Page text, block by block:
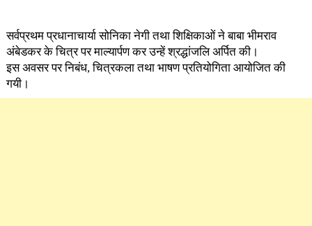
सर्वप्रथम प्रधानाचार्या सोनिका नेगी तथा शिक्षिकाओं ने बाबा भीमराव
अंबेडकर के चित्र पर माल्यार्पण कर उन्हें श्रद्धांजलि अर्पित की।
इस अवसर पर निबंध, चित्रकला तथा भाषण प्रतियोगिता आयोजित की
गयी।